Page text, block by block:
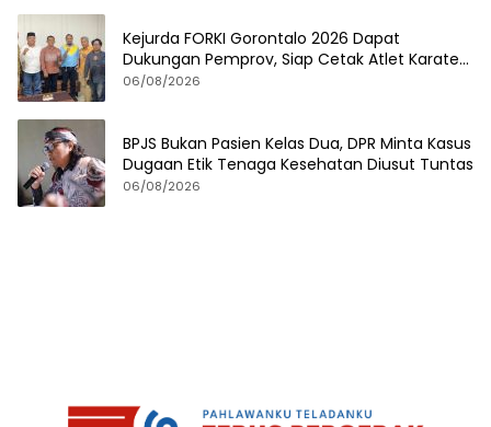
Kejurda FORKI Gorontalo 2026 Dapat
Dukungan Pemprov, Siap Cetak Atlet Karate
Berprestasi
06/08/2026
BPJS Bukan Pasien Kelas Dua, DPR Minta Kasus
Dugaan Etik Tenaga Kesehatan Diusut Tuntas
06/08/2026